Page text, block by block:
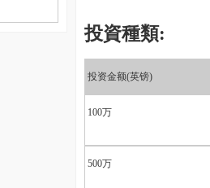
投資種類:
投资金额(英镑)
100万
500万